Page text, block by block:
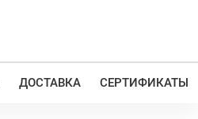
ДОСТАВКА СЕРТИФИКАТЫ